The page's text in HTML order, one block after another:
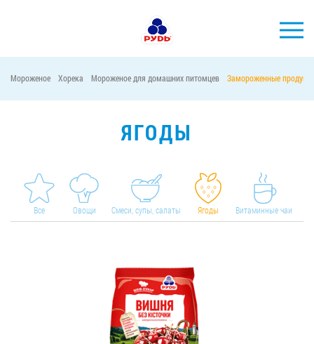
ПРОДУКЦИЯ
КОМПАНИЯ
ПОТРЕБИТЕЛЯМ
АКЦИИ
Тендерные закупки
Контакты
Вакансии
Мороженое Хорека Мороженое для домашних питомцев Замороженные
ЯГОДЫ
Все Овощи Смеси, супы, салаты Ягоды Витаминные чаи